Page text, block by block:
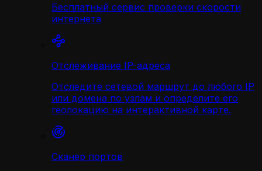
Бесплатный сервис проверки скорости
интернета
Отслеживание IP-адреса
Отследите сетевой маршрут до любого IP
или домена по узлам и определите его
геолокацию на интерактивной карте.
Сканер портов